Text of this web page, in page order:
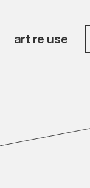
art re use